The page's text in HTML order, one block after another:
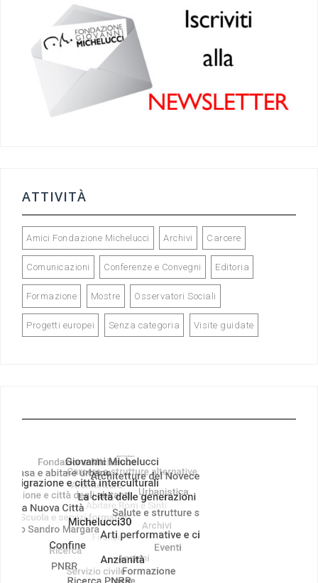
o
o
a
m
n
ATTIVITÀ
Amici Fondazione Michelucci Archivi Carcere
Comunicazioni Conferenze e Convegni Editoria
Formazione Mostre Osservatori Sociali
Progetti europei Senza categoria Visite guidate